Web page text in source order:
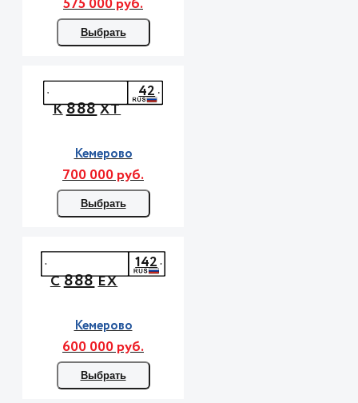
Выбрать
К888ХТ
42
Кемерово
700 000 руб.
Выбрать
С888ЕХ
142
Кемерово
600 000 руб.
Выбрать